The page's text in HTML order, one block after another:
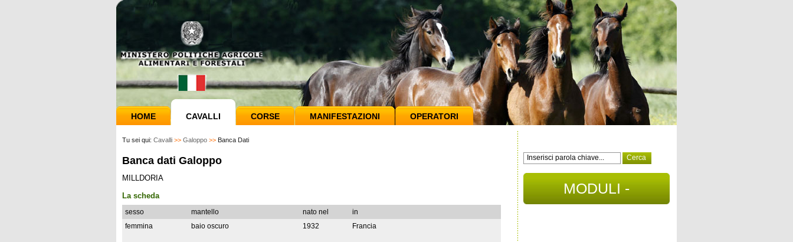
HOME CAVALLI CORSE MANIFESTAZIONI OPERATORI
Tu sei qui: Cavalli >> Galoppo >> Banca Dati
Banca dati Galoppo
MILLDORIA
La scheda
sesso mantello nato nel
in
femmina
baio oscuro 1932 Francia
MODULI -